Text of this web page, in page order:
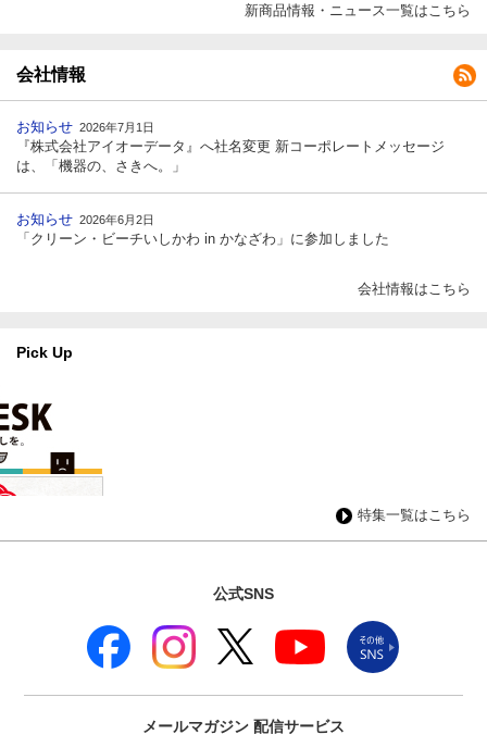
新商品情報・ニュース一覧はこちら
会社情報
お知らせ 2026年7月1日
『株式会社アイオーデータ』へ社名変更 新コーポレートメッセージ
は、「機器の、さきへ。」
お知らせ 2026年6月2日
「クリーン・ビーチいしかわ in かなざわ」に参加しました
会社情報はこちら
Pick Up
特集一覧はこちら
公式SNS
メールマガジン 配信サービス